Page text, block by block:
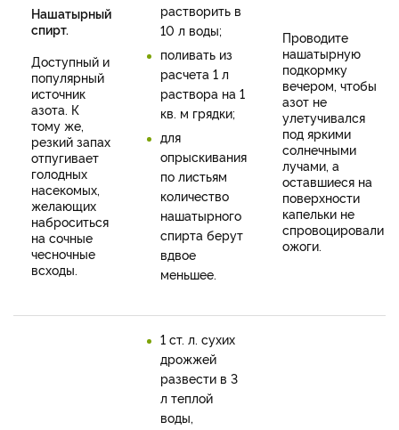
Нашатырный
спирт.
Доступный и
популярный
источник
азота. К
тому же,
резкий запах
отпугивает
голодных
насекомых,
желающих
наброситься
на сочные
чесночные
всходы.
растворить в
10 л воды;
поливать из
расчета 1 л
раствора на 1
кв. м грядки;
для
опрыскивания
по листьям
количество
нашатырного
спирта берут
вдвое
меньшее.
Проводите
нашатырную
подкормку
вечером, чтобы
азот не
улетучивался
под яркими
солнечными
лучами, а
оставшиеся на
поверхности
капельки не
спровоцировали
ожоги.
1 ст. л. сухих
дрожжей
развести в 3
л теплой
воды,